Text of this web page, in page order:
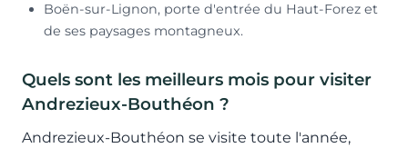
Boën-sur-Lignon, porte d'entrée du Haut-Forez et
de ses paysages montagneux.
Quels sont les meilleurs mois pour visiter
Andrezieux-Bouthéon ?
Andrezieux-Bouthéon se visite toute l'année,